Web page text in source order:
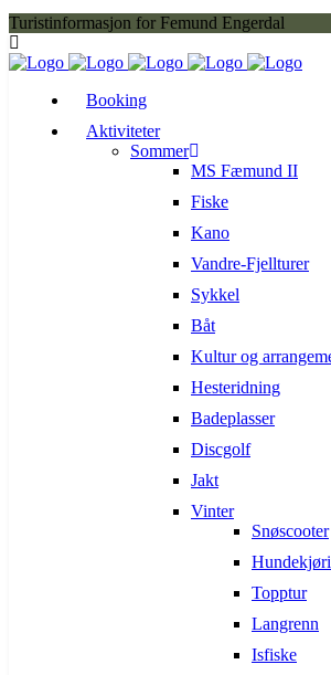
Turistinformasjon for Femund Engerdal
Booking
Aktiviteter
Sommer
MS Fæmund II
Fiske
Kano
Vandre-Fjellturer
Sykkel
Båt
Kultur og
Hesteridning
Badeplasser
Discgolf
Jakt
Vinter
Snøscooter
Topptur
Langrenn
Isfiske